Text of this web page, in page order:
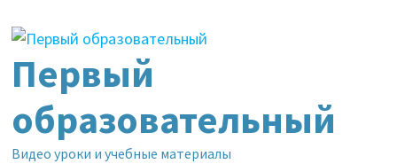
содержимому
Первый
образовательный
Видео уроки и учебные материалы